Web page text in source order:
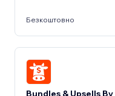
Безкоштовно
Bundles & Upsells By